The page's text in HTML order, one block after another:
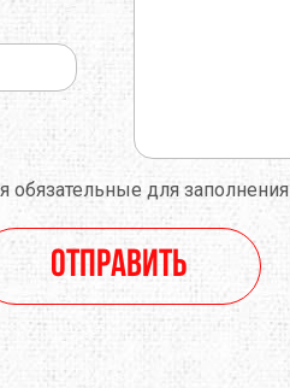
обязательные для заполнения
Отправить